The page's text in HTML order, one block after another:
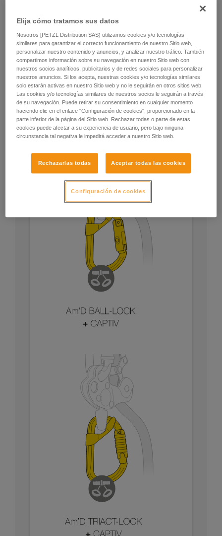
accesorios
Para la conexión al arnés
Utilice un mosquetón Am’D TRIACT-LOCK o BALL-
LOCK y una barra CAPTIV. Deje el mosquetón de
forma permanente en el ZIGZAG.
Elija cómo tratamos sus datos
Nosotros [PETZL Distribution SAS) utilizamos cookies y/o tecnologías
similares para garantizar el correcto funcionamiento de nuestro Sitio web,
personalizar nuestro contenido y anuncios, y analizar nuestro tráfico. También
compartimos información sobre su navegación en nuestro Sitio web con
nuestros socios analíticos, publicitarios y de redes sociales para personalizar
nuestros anuncios. Si los acepta, nuestras cookies y/o tecnologías similares
solo estarán activas en nuestro Sitio web y no le seguirán en otros sitios web.
Las cookies y/o tecnologías similares de nuestros socios le seguirán a través
de su navegación. Puede retirar su consentimiento en cualquier momento
haciendo clic en el enlace "Configuración de cookies", proporcionado en la
parte inferior de la página del Sitio web. Rechazar todas o parte de estas
cookies puede afectar a su experiencia de usuario, pero bajo ninguna
circunstancia tal negativa le impedirá acceder a nuestro Sitio web.
Rechazarlas todas Aceptar todas las cookies
Configuración de cookies